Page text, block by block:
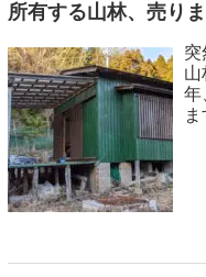
所有する山林、売り
突
山
年